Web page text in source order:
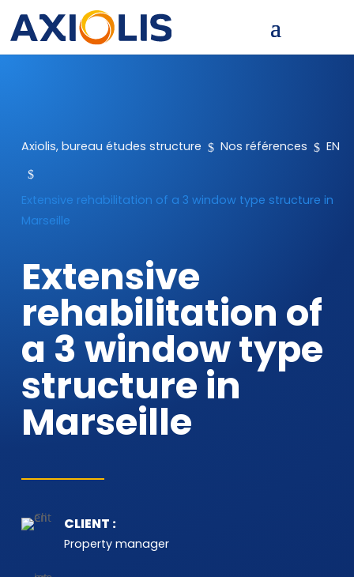
Axiolis, bureau études structure $ Nos références $ EN
$
Extensive rehabilitation of a 3 window type structure in
Marseille
Extensive
rehabilitation of
a 3 window type
structure in
Marseille
CLIENT :
Property manager